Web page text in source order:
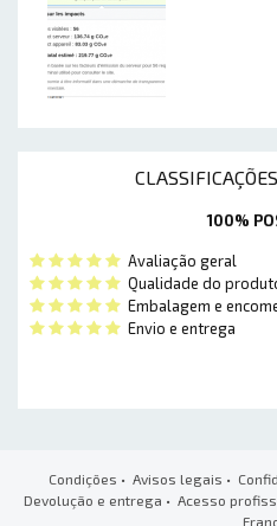
100%
Avaliação geral
Qualidade do
Embalagem e
Envio e entrega
Condições • Avisos legais •
Devolução e entrega • Acesso